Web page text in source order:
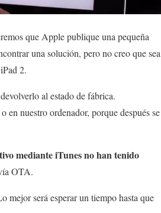
que Apple publique una pequeña
una solución, pero no creo que sea
2.
al estado de fábrica.
en nuestro ordenador, porque después se
mediante iTunes no han tenido
OTA.
mejor será esperar un tiempo hasta que